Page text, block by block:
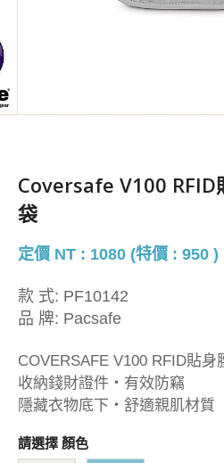
Coversafe V100 RFID
袋
定價 NT : 1080 (特價 : 950 )
款 式: PF10142
品 牌: Pacsafe
COVERSAFE V100 RFID貼身
收納錢財證件・有效防竊
隱藏衣物底下・舒適親肌材質
請選擇 顏色